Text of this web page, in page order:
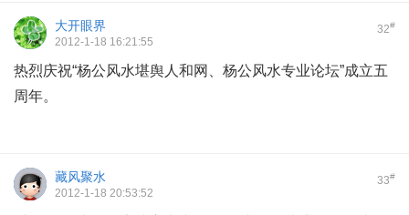
32#
大开眼界
2012-1-18 16:21:55
热烈庆祝“杨公风水堪舆人和网、杨公风水专业论坛”成立五
周年。
33#
藏风聚水
2012-1-18 20:53:52